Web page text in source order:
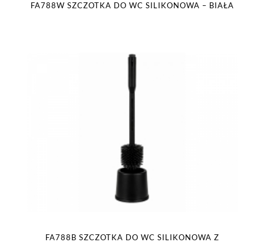
FA788W SZCZOTKA DO WC SILIKONOWA – BIAŁA
FA788B SZCZOTKA DO WC SILIKONOWA Z